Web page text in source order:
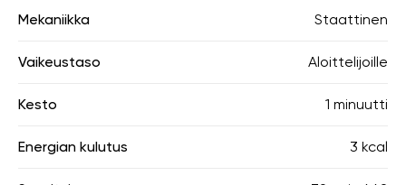
Mekaniikka Staattinen
Vaikeustaso Aloittelijoille
Kesto 1 minuutti
Energian kulutus 3 kcal